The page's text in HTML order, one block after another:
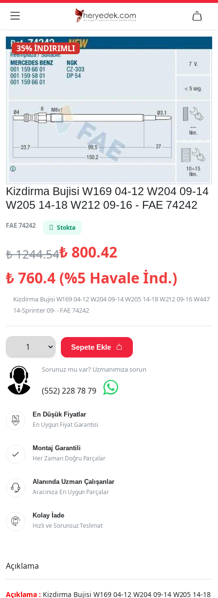
 
35% İNDIRIMLI
Kizdirma Bujisi W169 04-12 W204 09-14
W205 14-18 W212 09-16 - FAE 74242
FAE 74242 Stokta
₺1244.54₺800.42
₺760.4 (%5 Havale İnd.)
Kizdirma Bujisi W169 04-12 W204 09-14 W205 14-18 W212 09-16 W447
14-Sprinter 09- - FAE 74242
Sepete Ekle 
Sorunuz mu var? Uzmanımıza sorun
(552) 228 78 79 

En Düşük Fiyatlar
En Uygun Fiyat Garantisi

Montaj Garantili
Her Zaman Doğru Parçalar

Alanında Uzman Çalışanlar
Aracınıza En Uygun Parçalar

Kolay İade
Hızlı ve Sorunsuz Teslimat
Açıklama
Açıklama : Kizdirma Bujisi W169 04-12 W204 09-14 W205 14-18